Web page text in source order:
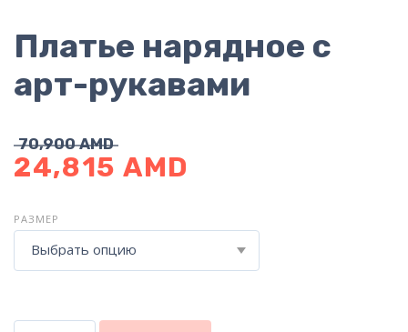
Платье нарядное с
арт-рукавами
70,900AMD
24,815 AMD
РАЗМЕР
Выбрать опцию